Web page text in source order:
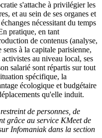
s'attache à privilégier les
et au sein de ses organes et
nécessitant du temps
pratique, en tant
de contenus (analyse,
à la capitale parisienne,
au niveau local, ses
salarié sont répartis sur tout
spécifique, la
écologique et budgétaire
qu'elle induit.
de personnes, de
grâce au service KMeet de
Infomaniak dans la section